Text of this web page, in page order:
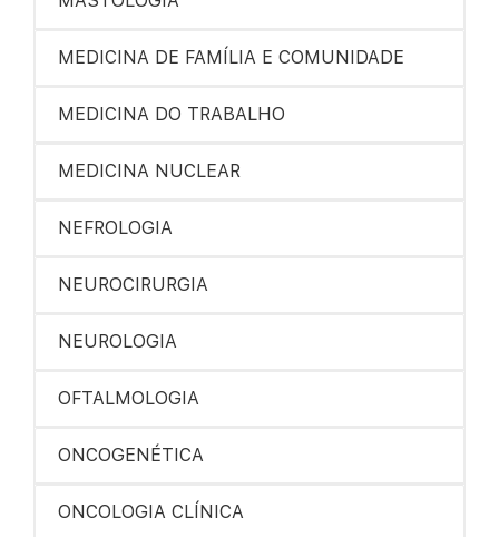
MEDICINA DE FAMÍLIA E COMUNIDADE
MEDICINA DO TRABALHO
MEDICINA NUCLEAR
NEFROLOGIA
NEUROCIRURGIA
NEUROLOGIA
OFTALMOLOGIA
ONCOGENÉTICA
ONCOLOGIA CLÍNICA